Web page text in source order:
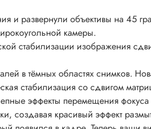
развернули объективы на 45
камеры.
стабилизации изображения
в тёмных областях снимков.
стабилизация со сдвигом
эффекты перемещения
создавая красивый эффект